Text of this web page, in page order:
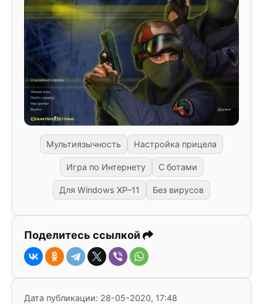
Мультиязычность Настройка прицела
Игра по Интернету С ботами
Для Windows XP–11 Без вирусов
Поделитесь ссылкой
Дата публикации: 28-05-2020, 17:48